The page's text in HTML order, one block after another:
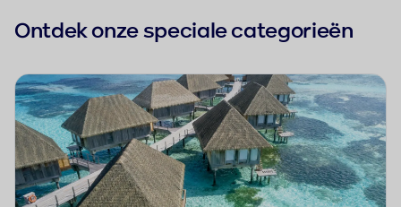
Ontdek onze speciale categorieën